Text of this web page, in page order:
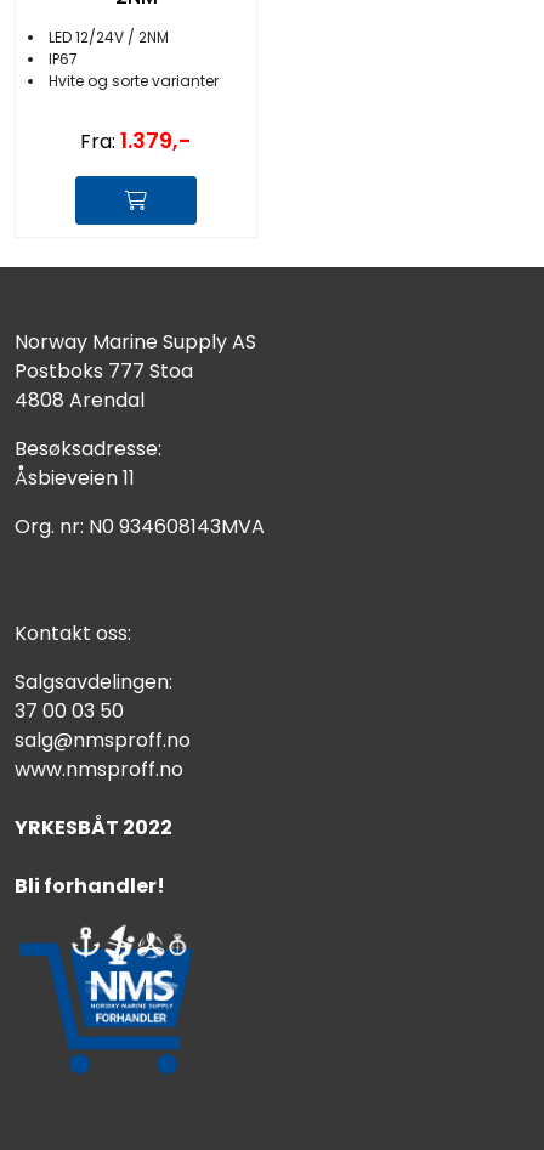
LED 12/24V / 2NM
IP67
Hvite og sorte varianter
Fra: 1.379,-
Norway Marine Supply AS
Postboks 777 Stoa
4808 Arendal
Besøksadresse:
Åsbieveien 11
Org. nr: N0 934608143MVA
Kontakt oss:
Salgsavdelingen:
37 00 03 50
salg@nmsproff.no
www.nmsproff.no
YRKESBÅT 2022
Bli forhandler!